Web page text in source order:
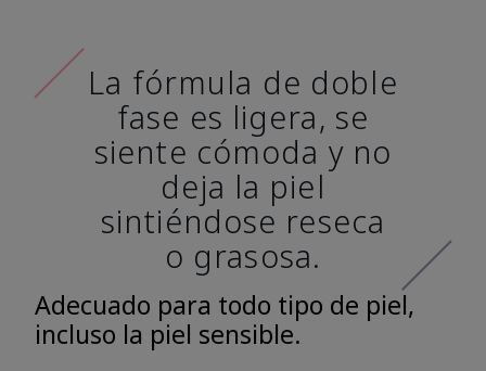
La fórmula de doble
fase es ligera, se
siente cómoda y no
deja la piel
sintiéndose reseca
o grasosa.
Adecuado para todo tipo de piel,
incluso la piel sensible.